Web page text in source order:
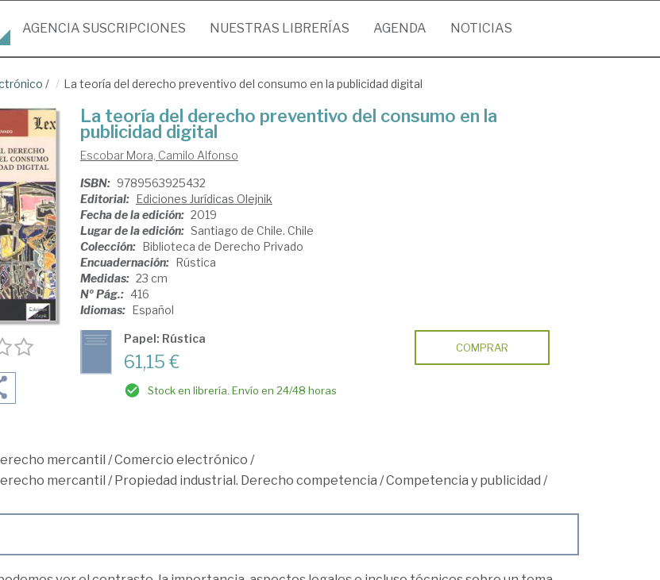
AGENCIA SUSCRIPCIONES NUESTRAS LIBRERÍAS AGENDA NOTICIAS
/ La teoría del derecho preventivo del consumo en la publicidad digital
La teoría del derecho preventivo del consumo en la
publicidad digital
Escobar Mora, Camilo Alfonso
ISBN: 9789563925432
Editorial: Ediciones Jurídicas Olejnik
Fecha de la edición: 2019
Lugar de la edición: Santiago de Chile. Chile
Colección: Biblioteca de Derecho Privado
Encuadernación: Rústica
Medidas: 23 cm
Nº Pág.: 416
Idiomas: Español
Papel: Rústica
61,15 €
Stock en librería. Envío en 24/48 horas
COMPRAR
mercantil /Comercio electrónico /
mercantil /Propiedad industrial. Derecho competencia /Competencia y publicidad /